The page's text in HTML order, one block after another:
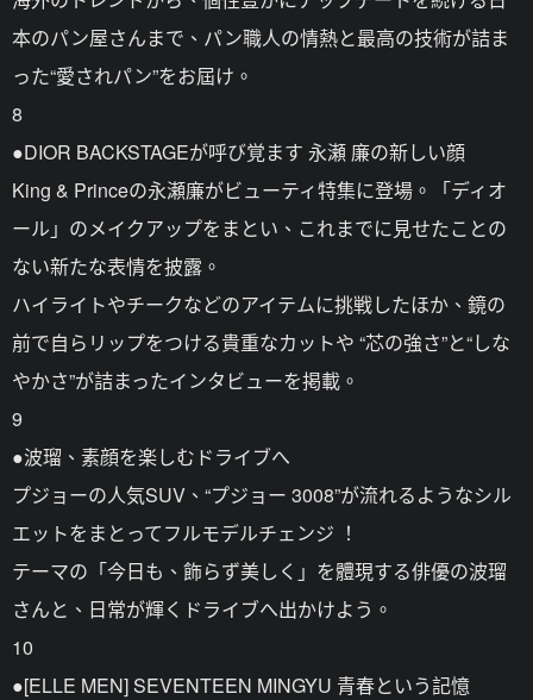
本のパン屋さんまで、パン職人の情熱と最高の技術が詰ま
った“愛されパン”をお屆け。
8
●DIOR BACKSTAGEが呼び覚ます 永瀬 廉の新しい顔
King & Princeの永瀬廉がビューティ特集に登場。「ディオ
ール」のメイクアップをまとい、これまでに見せたことの
ない新たな表情を披露。
ハイライトやチークなどのアイテムに挑戦したほか、鏡の
前で自らリップをつける貴重なカットや “芯の強さ”と“しな
やかさ”が詰まったインタビューを掲載。
9
●波瑠、素顔を楽しむドライブへ
プジョーの人気SUV、“プジョー 3008”が流れるようなシル
エットをまとってフルモデルチェンジ ！
テーマの「今日も、飾らず美しく」を體現する俳優の波瑠
さんと、日常が輝くドライブへ出かけよう。
10
●[ELLE MEN] SEVENTEEN MINGYU 青春という記憶